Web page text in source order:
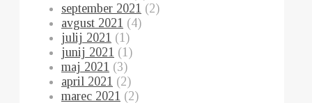
september 2021 (2)
avgust 2021 (4)
julij 2021 (1)
junij 2021 (1)
maj 2021 (3)
april 2021 (2)
marec 2021 (2)